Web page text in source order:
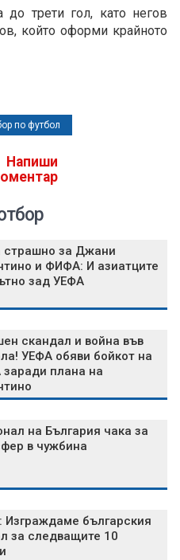
до трети гол, като негов
който оформи крайното
по футбол
Напиши
страшно за Джани
и ФИФА: И азиатците
зад УЕФА
скандал и война във
УЕФА обяви бойкот на
плана на
на България чака за
в чужбина
Изграждаме българския
за следващите 10